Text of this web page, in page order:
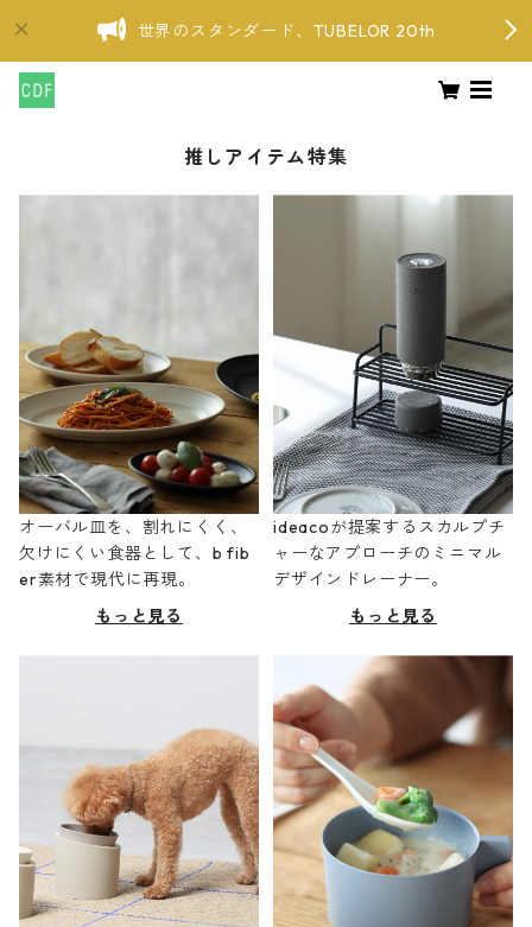
世界のスタンダード、TUBELOR 20th
推しアイテム特集
オーバル皿を、割れにくく、
欠けにくい食器として、b fib
er素材で現代に再現。
もっと見る
ideacoが提案するスカルプチ
ャーなアプローチのミニマル
デザインドレーナー。
もっと見る